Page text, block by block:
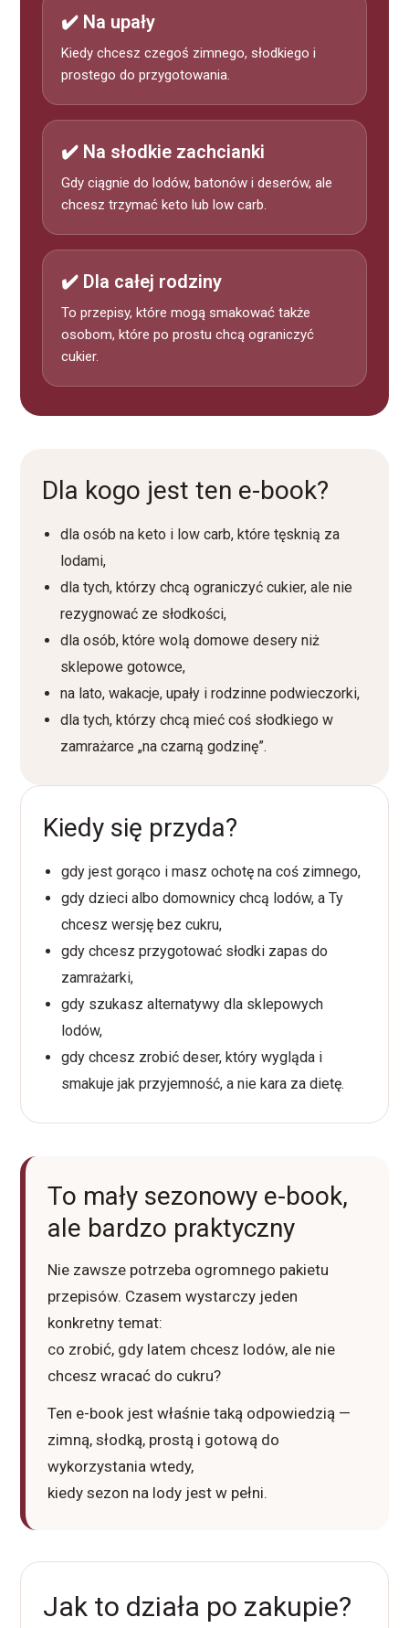
✔️ Na upały
Kiedy chcesz czegoś zimnego, słodkiego i
prostego do przygotowania.
✔️ Na słodkie zachcianki
Gdy ciągnie do lodów, batonów i deserów, ale
chcesz trzymać keto lub low carb.
✔️ Dla całej rodziny
To przepisy, które mogą smakować także
osobom, które po prostu chcą ograniczyć
cukier.
Dla kogo jest ten e-book?
dla osób na keto i low carb, które tęsknią za
lodami,
dla tych, którzy chcą ograniczyć cukier, ale nie
rezygnować ze słodkości,
dla osób, które wolą domowe desery niż
sklepowe gotowce,
na lato, wakacje, upały i rodzinne podwieczorki,
dla tych, którzy chcą mieć coś słodkiego w
zamrażarce „na czarną godzinę”.
Kiedy się przyda?
gdy jest gorąco i masz ochotę na coś zimnego,
gdy dzieci albo domownicy chcą lodów, a Ty
chcesz wersję bez cukru,
gdy chcesz przygotować słodki zapas do
zamrażarki,
gdy szukasz alternatywy dla sklepowych
lodów,
gdy chcesz zrobić deser, który wygląda i
smakuje jak przyjemność, a nie kara za dietę.
To mały sezonowy e-book,
ale bardzo praktyczny
Nie zawsze potrzeba ogromnego pakietu
przepisów. Czasem wystarczy jeden
konkretny temat:
co zrobić, gdy latem chcesz lodów, ale nie
chcesz wracać do cukru?
Ten e-book jest właśnie taką odpowiedzią —
zimną, słodką, prostą i gotową do
wykorzystania wtedy,
kiedy sezon na lody jest w pełni.
Jak to działa po zakupie?